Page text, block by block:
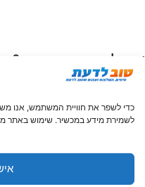
כדי לשפר את חוויית המשתמש, אנו
לשמירת מידע במכשיר. שימוש באתר
בעלת שם בתחום הזה?
בעת צרה?
יותר קל לבחור את מה